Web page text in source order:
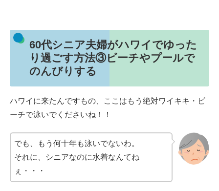
60代シニア夫婦がハワイでゆった
り過ごす方法③ビーチやプールで
のんびりする
ハワイに来たんですもの、ここはもう絶対ワイキキ・ビ
ーチで泳いでくださいね！！
でも、もう何十年も泳いでないわ。
それに、シニアなのに水着なんてね
ぇ・・・